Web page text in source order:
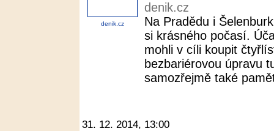
denik.cz
denik.cz
Na Pradědu i
si krásného počasí.
mohli v cíli koupit
bezbariérovou úpravu
samozřejmě také
31. 12. 2014, 13:00